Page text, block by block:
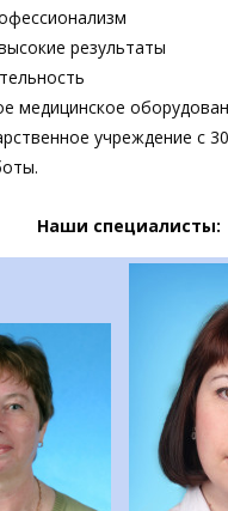
результаты
медицинское
учреждение с
Наши специалисты: